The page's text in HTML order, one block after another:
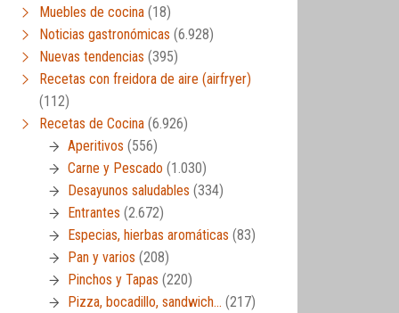
Muebles de cocina (18)
Noticias gastronómicas (6.928)
Nuevas tendencias (395)
Recetas con freidora de aire (airfryer)
(112)
Recetas de Cocina (6.926)
Aperitivos (556)
Carne y Pescado (1.030)
Desayunos saludables (334)
Entrantes (2.672)
Especias, hierbas aromáticas (83)
Pan y varios (208)
Pinchos y Tapas (220)
Pizza, bocadillo, sandwich… (217)